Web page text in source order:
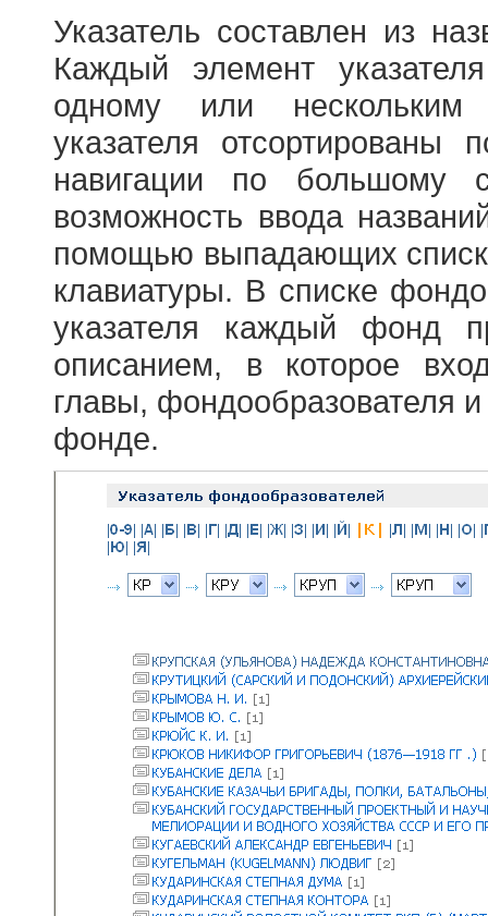
Указатель составлен из
Каждый элемент
одному или
указателя отсортированы
навигации по большому
возможность ввода
помощью выпадающих
клавиатуры. В списке
указателя каждый фонд
описанием, в которое
главы, фондообразователя
фонде.